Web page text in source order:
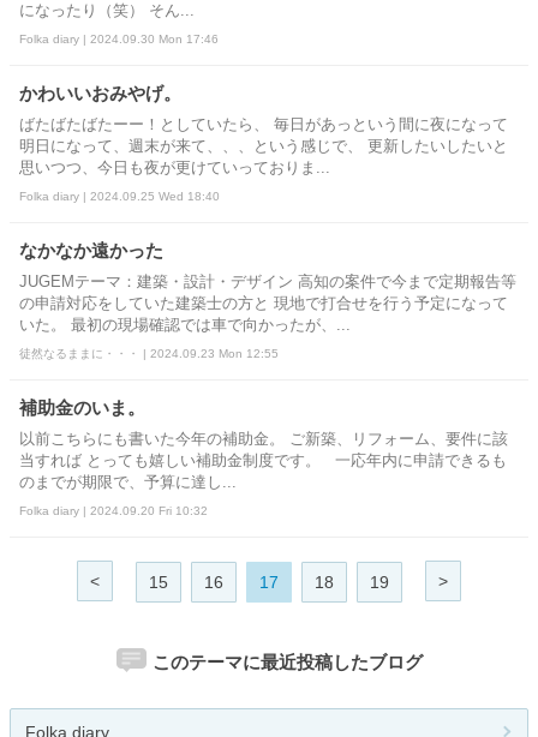
になったり（笑） そん...
Folka diary | 2024.09.30 Mon 17:46
かわいいおみやげ。
ばたばたばたーー！としていたら、 毎日があっという間に夜になって
明日になって、週末が来て、、、という感じで、 更新したいしたいと
思いつつ、今日も夜が更けていっておりま...
Folka diary | 2024.09.25 Wed 18:40
なかなか遠かった
JUGEMテーマ：建築・設計・デザイン 高知の案件で今まで定期報告等
の申請対応をしていた建築士の方と 現地で打合せを行う予定になって
いた。 最初の現場確認では車で向かったが、...
徒然なるままに・・・ | 2024.09.23 Mon 12:55
補助金のいま。
以前こちらにも書いた今年の補助金。 ご新築、リフォーム、要件に該
当すれば とっても嬉しい補助金制度です。 一応年内に申請できるも
のまでが期限で、予算に達し...
Folka diary | 2024.09.20 Fri 10:32
< 15 16 17 18 19 >
このテーマに最近投稿したブログ
Folka diary